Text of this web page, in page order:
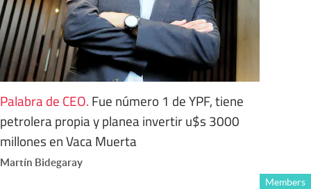
Palabra de CEO. Fue número 1 de YPF, tiene
petrolera propia y planea invertir u$s 3000
millones en Vaca Muerta
Martín Bidegaray
Members